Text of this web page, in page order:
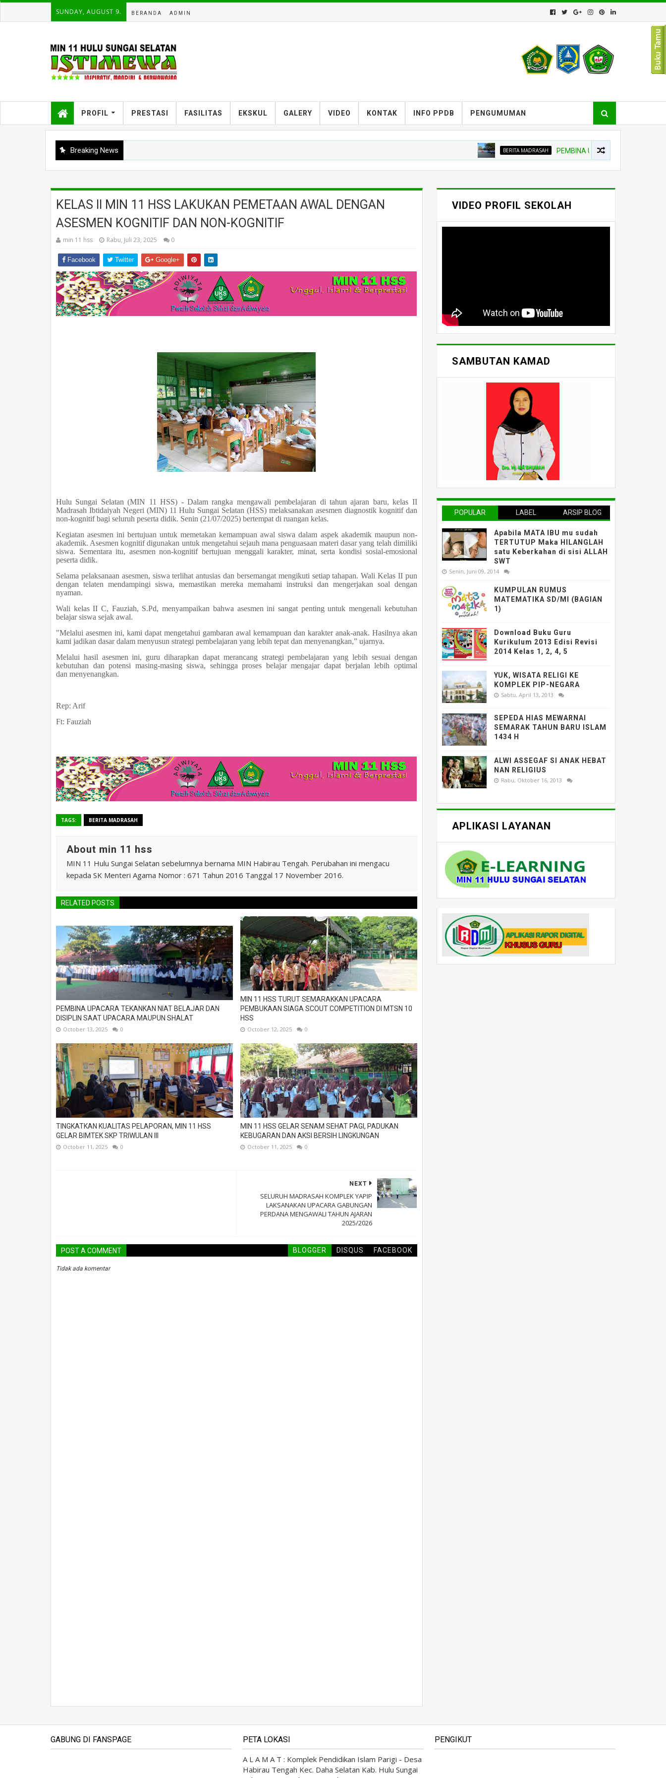
SUNDAY, AUGUST 9. BERANDA ADMIN
PROFIL PRESTASI FASILITAS EKSKUL GALERY VIDEO KONTAK INFO PPDB PENGUMUMAN
Breaking News BERITA MADRASAH PEMBINA UPACARA TEKANKAN NIAT
KELAS II MIN 11 HSS LAKUKAN PEMETAAN AWAL DENGAN
ASESMEN KOGNITIF DAN NON-KOGNITIF
min 11 hss Rabu, Juli 23, 2025 0
Facebook Twitter Google+
Hulu Sungai Selatan (MIN 11 HSS) - Dalam rangka mengawali pembelajaran di tahun ajaran baru, kelas II
Madrasah Ibtidaiyah Negeri (MIN) 11 Hulu Sungai Selatan (HSS) melaksanakan asesmen diagnostik kognitif dan
non-kognitif bagi seluruh peserta didik. Senin (21/07/2025) bertempat di ruangan kelas.
Kegiatan asesmen ini bertujuan untuk memetakan kemampuan awal siswa dalam aspek akademik maupun non-
akademik. Asesmen kognitif digunakan untuk mengetahui sejauh mana penguasaan materi dasar yang telah dimiliki
siswa. Sementara itu, asesmen non-kognitif bertujuan menggali karakter, minat, serta kondisi sosial-emosional
peserta didik.
Selama pelaksanaan asesmen, siswa terlihat antusias dan bersemangat mengikuti setiap tahapan. Wali Kelas II pun
dengan telaten mendampingi siswa, memastikan mereka memahami instruksi dan mengerjakan soal dengan
nyaman.
Wali kelas II C, Fauziah, S.Pd, menyampaikan bahwa asesmen ini sangat penting untuk mengenali kebutuhan
belajar siswa sejak awal.
"Melalui asesmen ini, kami dapat mengetahui gambaran awal kemampuan dan karakter anak-anak. Hasilnya akan
kami jadikan dasar dalam menyusun strategi pembelajaran yang lebih tepat dan menyenangkan,” ujarnya.
Melalui hasil asesmen ini, guru diharapkan dapat merancang strategi pembelajaran yang lebih sesuai dengan
kebutuhan dan potensi masing-masing siswa, sehingga proses belajar mengajar dapat berjalan lebih optimal
dan menyenangkan.
Rep: Arif
Ft: Fauziah
TAGS: BERITA MADRASAH
About min 11 hss
MIN 11 Hulu Sungai Selatan sebelumnya bernama MIN Habirau Tengah. Perubahan ini mengacu
kepada SK Menteri Agama Nomor : 671 Tahun 2016 Tanggal 17 November 2016.
RELATED POSTS
PEMBINA UPACARA TEKANKAN NIAT BELAJAR DAN
DISIPLIN SAAT UPACARA MAUPUN SHALAT
October 13, 2025 0
MIN 11 HSS TURUT SEMARAKKAN UPACARA
PEMBUKAAN SIAGA SCOUT COMPETITION DI MTSN 10
HSS
October 12, 2025 0
TINGKATKAN KUALITAS PELAPORAN, MIN 11 HSS
GELAR BIMTEK SKP TRIWULAN III
October 11, 2025 0
MIN 11 HSS GELAR SENAM SEHAT PAGI, PADUKAN
KEBUGARAN DAN AKSI BERSIH LINGKUNGAN
October 11, 2025 0
NEXT
SELURUH MADRASAH KOMPLEK YAPIP
LAKSANAKAN UPACARA GABUNGAN
PERDANA MENGAWALI TAHUN AJARAN
2025/2026
POST A COMMENT BLOGGER DISQUS FACEBOOK
Tidak ada komentar
VIDEO PROFIL SEKOLAH
SAMBUTAN KAMAD
POPULAR LABEL ARSIP BLOG
Apabila MATA IBU mu sudah
TERTUTUP Maka HILANGLAH
satu Keberkahan di sisi ALLAH
SWT
Senin, Juni 09, 2014
KUMPULAN RUMUS
MATEMATIKA SD/MI (BAGIAN
1)
Download Buku Guru
Kurikulum 2013 Edisi Revisi
2014 Kelas 1, 2, 4, 5
YUK, WISATA RELIGI KE
KOMPLEK PIP-NEGARA
Sabtu, April 13, 2013
SEPEDA HIAS MEWARNAI
SEMARAK TAHUN BARU ISLAM
1434 H
ALWI ASSEGAF SI ANAK HEBAT
NAN RELIGIUS
Rabu, Oktober 16, 2013
APLIKASI LAYANAN
GABUNG DI FANSPAGE PETA LOKASI
A L A M A T : Komplek Pendidikan Islam Parigi - Desa
Habirau Tengah Kec. Daha Selatan Kab. Hulu Sungai
PENGIKUT